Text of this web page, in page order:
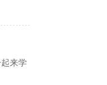
来学